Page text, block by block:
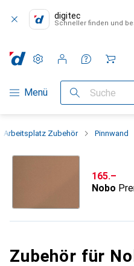
digitec
Schneller finden und
Navigation nach Kategorien
Menü Suche
Einstellungen
Kundenkonto
Vergleichslisten
Merklisten
Warenkorb
Arbeitsplatz Zubehör Pinnwand
CHF
165.–
Nobo
Zubehör für